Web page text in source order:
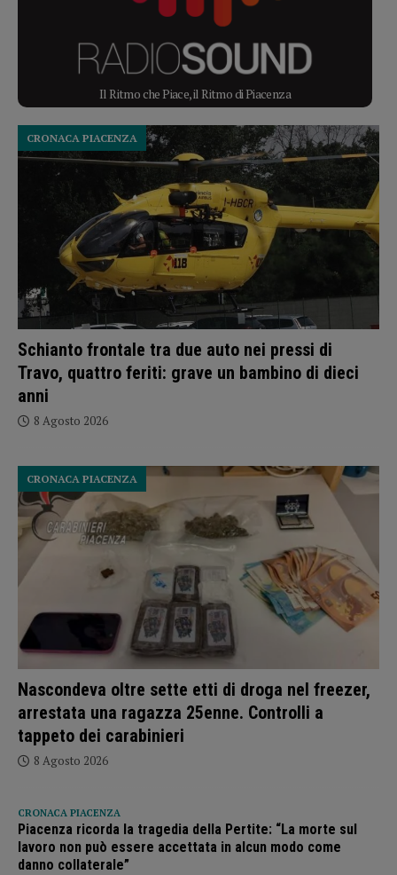
Il Ritmo che Piace, il Ritmo di Piacenza
Schianto frontale tra due auto nei pressi di
Travo, quattro feriti: grave un bambino di dieci
anni
CRONACA PIACENZA
8 Agosto 2026
Nascondeva oltre sette etti di droga nel freezer,
arrestata una ragazza 25enne. Controlli a
tappeto dei carabinieri
CRONACA PIACENZA
8 Agosto 2026
CRONACA PIACENZA
Piacenza ricorda la tragedia della Pertite: “La morte sul
lavoro non può essere accettata in alcun modo come
danno collaterale”